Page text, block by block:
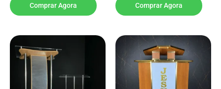
Comprar Agora Comprar Agora